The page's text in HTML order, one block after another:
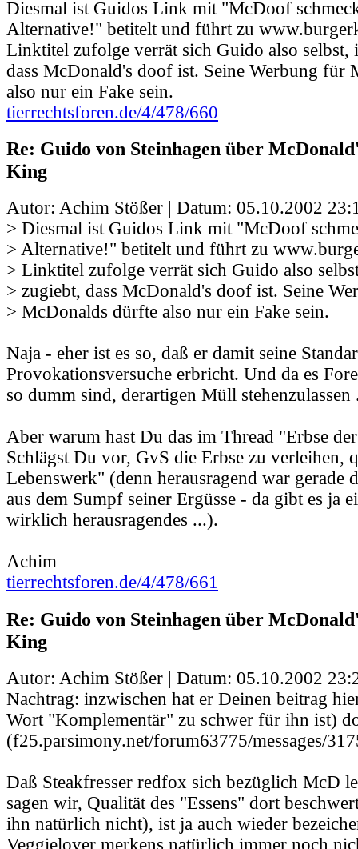
Diesmal ist Guidos Link mit "McDoof
Alternative!" betitelt und führt zu
Linktitel zufolge verrät sich Guido also selbst,
dass McDonald's doof ist. Seine Werbung für
also nur ein Fake sein.
tierrechtsforen.de/4/478/660
Re: Guido von Steinhagen über
King
Autor: Achim Stößer | Datum: 05.10.2002
> Diesmal ist Guidos Link mit "McDoof
> Alternative!" betitelt und führt zu
> Linktitel zufolge verrät sich Guido also
> zugiebt, dass McDonald's doof ist. Seine
> McDonalds dürfte also nur ein Fake sein.
Naja - eher ist es so, daß er damit seine
Provokationsversuche erbricht. Und da es
so dumm sind, derartigen Müll stehenzulassen
Aber warum hast Du das im Thread "Erbse
Schlägst Du vor, GvS die Erbse zu verleihen,
Lebenswerk" (denn herausragend war gerade
aus dem Sumpf seiner Ergüsse - da gibt es ja
wirklich herausragendes ...).
Achim
tierrechtsforen.de/4/478/661
Re: Guido von Steinhagen über
King
Autor: Achim Stößer | Datum: 05.10.2002
Nachtrag: inzwischen hat er Deinen beitrag
Wort "Komplementär" zu schwer für ihn ist)
(f25.parsimony.net/forum63775/messages/
Daß Steakfresser redfox sich bezüglich McD
sagen wir, Qualität des "Essens" dort
ihn natürlich nicht), ist ja auch wieder
Veggielover merkens natürlich immer noch